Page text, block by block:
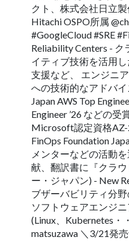
クト、株式会社日立
Hitachi OSPO所属
#GoogleCloud #SRE
Reliability Centers -
イティブ技術を活用
支援など、 エンジニ
への技術的なアドバイ
Japan AWS Top
Engineer ’26 などの
Microsoft認定資格
FinOps Foundation
メンターなどの活動
献、翻訳書に『クラ
ー・ジャパン) - New
ブザーバビリティ分
ソフトウェアエンジ
(Linux、Kubernetes・
matsuzawa ＼3/21発